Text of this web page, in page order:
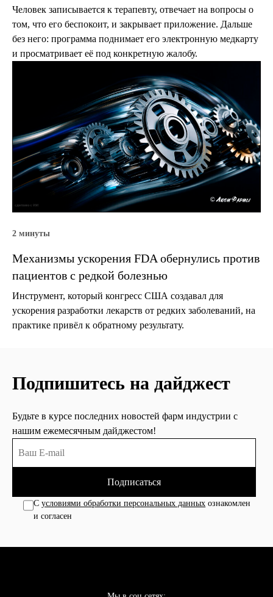
Человек записывается к терапевту, отвечает на вопросы о
том, что его беспокоит, и закрывает приложение. Дальше
без него: программа поднимает его электронную медкарту
и просматривает её под конкретную жалобу.
2 минуты
Механизмы ускорения FDA обернулись против
пациентов с редкой болезнью
Инструмент, который конгресс США создавал для
ускорения разработки лекарств от редких заболеваний, на
практике привёл к обратному результату.
Подпишитесь на дайджест
Будьте в курсе последних новостей фарм индустрии с
нашим ежемесячным дайджестом!
Подписаться
Сусловиями обработки персональных данных ознакомлен
и согласен